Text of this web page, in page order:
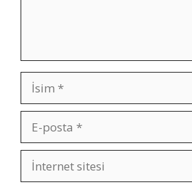
İsim
posta
İnternet
sitesi